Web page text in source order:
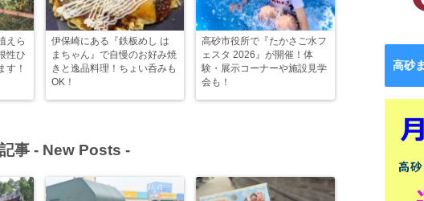
えら
性ひ
す！
伊保崎にある『鉄板めし は
まちゃん』で自慢のお好み焼
きと逸品料理！ちょい呑みも
OK！
高砂市役所で『たかさご水フ
ェスタ 2026』が開催！体
験・展示コーナーや施設見学
会も！
事 - New Posts -
高砂